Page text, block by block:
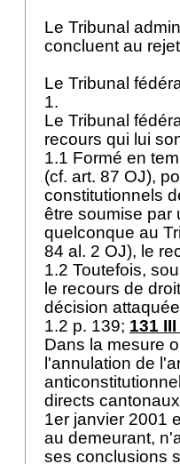
Le Tribunal
concluent au
Le Tribunal
1.
Le Tribunal
recours qui lui
1.1 Formé en
(cf. art. 87 OJ),
constitutionnels
être soumise par
quelconque au
84 al. 2 OJ), le
1.2 Toutefois,
le recours de
décision
1.2 p. 139; 131
Dans la mesure
l'annulation de
directs
1er janvier 2001
au demeurant,
ses conclusions